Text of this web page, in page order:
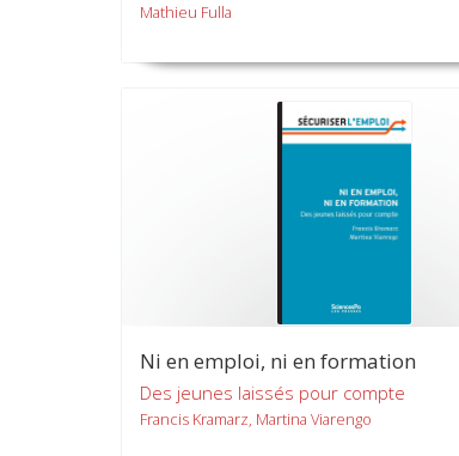
Mathieu Fulla
Ni en emploi, ni en formation
Des jeunes laissés pour compte
Francis Kramarz, Martina Viarengo